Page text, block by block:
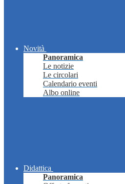
Novità
Panoramica
Le notizie
Le circolari
Calendario eventi
Albo online
Didattica
Panoramica